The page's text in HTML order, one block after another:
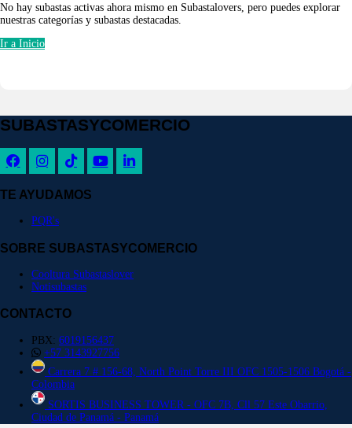
No hay subastas activas ahora mismo en Subastalovers, pero puedes explorar
nuestras categorías y subastas destacadas.
Ir a Inicio
SUBASTASYCOMERCIO
TE AYUDAMOS
PQR's
SOBRE SUBASTASYCOMERCIO
Cooltura Subastaslover
Notisubastas
CONTACTO
PBX: 6019156437
+57 3143927756
Carrera 7 # 156-68, North Point Torre III OFC 1505-1506 Bogotá -
Colombia
SORTIS BUSINESS TOWER - OFC 7B, Cll 57 Este Obarrio,
Ciudad de Panamá - Panamá